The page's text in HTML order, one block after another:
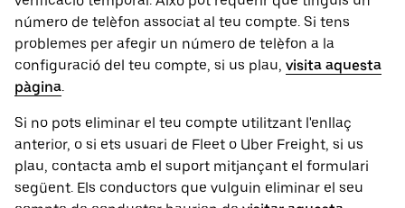
número de telèfon associat al teu compte. Si tens
problemes per afegir un número de telèfon a la
configuració del teu compte, si us plau, visita aquesta
pàgina.
Si no pots eliminar el teu compte utilitzant l'enllaç
anterior, o si ets usuari de Fleet o Uber Freight, si us
plau, contacta amb el suport mitjançant el formulari
següent. Els conductors que vulguin eliminar el seu